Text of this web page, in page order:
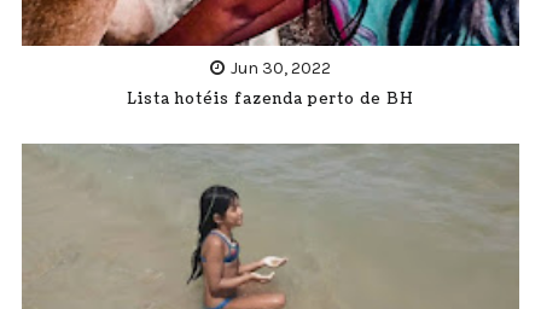
Jun 30, 2022
Lista hotéis fazenda perto de BH